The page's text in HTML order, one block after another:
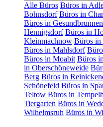
Alle Büros Büros in
Bohnsdorf Büros in
Büros in Gesundbrunnen
Hennigsdorf Büros in
Kleinmachnow Büros in
Büros in Mahlsdorf
Büros in Moabit Büros
in Oberschöneweide
Berg Büros in
Schönefeld Büros in
Teltow Büros in
Tiergarten Büros in
Wilhelmsruh Büros in